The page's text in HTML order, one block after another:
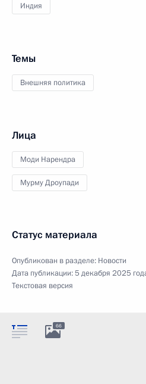
Индия
Темы
Внешняя политика
Лица
Моди Нарендра
Мурму Дроупади
Статус материала
Опубликован в разделе: Новости
Дата публикации:5 декабря 2025
Текстовая версия
66